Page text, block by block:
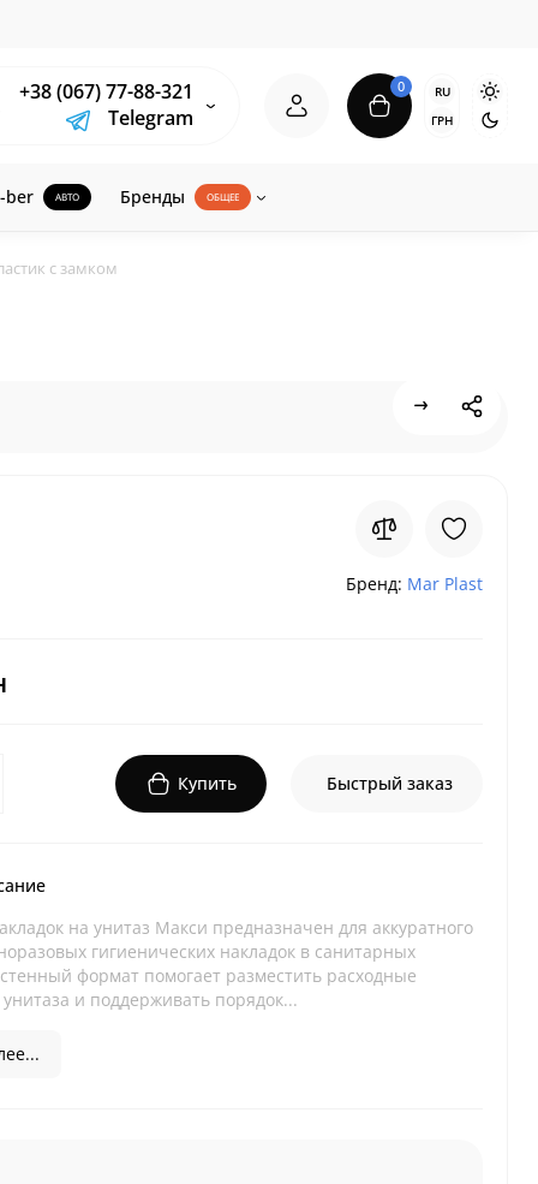
+38 (067) 77-88-321
Telegram
0
RU
ГРН
ber АВТО Бренды ОБЩЕЕ
с замком
Бренд: Mar Plast
Купить Быстрый заказ
на унитаз Макси предназначен для аккуратного
гигиенических накладок в санитарных
формат помогает разместить расходные
и поддерживать порядок...